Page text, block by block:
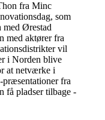
fra Minc
som
med Ørestad
med aktører fra
vil
i Norden blive
at netværke i
fra
få pladser tilbage -